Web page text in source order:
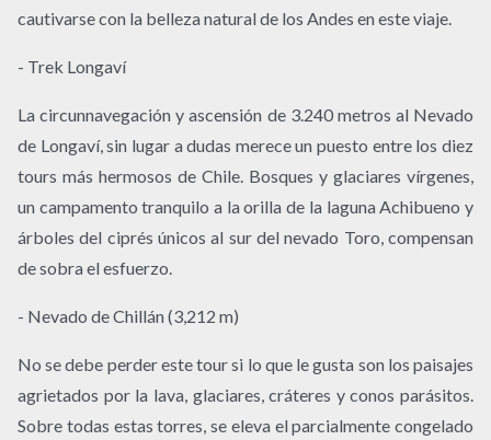
cautivarse con la belleza natural de los Andes en este viaje.
- Trek Longaví
La circunnavegación y ascensión de 3.240 metros al Nevado
de Longaví, sin lugar a dudas merece un puesto entre los diez
tours más hermosos de Chile. Bosques y glaciares vírgenes,
un campamento tranquilo a la orilla de la laguna Achibueno y
árboles del ciprés únicos al sur del nevado Toro, compensan
de sobra el esfuerzo.
- Nevado de Chillán (3,212 m)
No se debe perder este tour si lo que le gusta son los paisajes
agrietados por la lava, glaciares, cráteres y conos parásitos.
Sobre todas estas torres, se eleva el parcialmente congelado